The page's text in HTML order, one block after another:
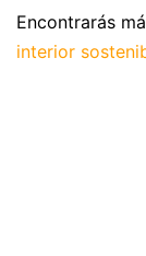
Encontrarás
interior